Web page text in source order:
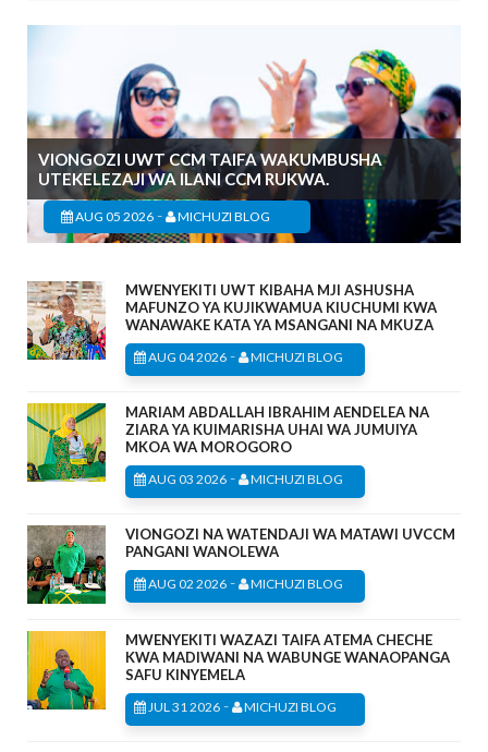
VIONGOZI UWT CCM TAIFA WAKUMBUSHA
UTEKELEZAJI WA ILANI CCM RUKWA.
AUG 05 2026 - MICHUZI BLOG
MWENYEKITI UWT KIBAHA MJI ASHUSHA
MAFUNZO YA KUJIKWAMUA KIUCHUMI KWA
WANAWAKE KATA YA MSANGANI NA MKUZA
AUG 04 2026 - MICHUZI BLOG
MARIAM ABDALLAH IBRAHIM AENDELEA NA
ZIARA YA KUIMARISHA UHAI WA JUMUIYA
MKOA WA MOROGORO
AUG 03 2026 - MICHUZI BLOG
VIONGOZI NA WATENDAJI WA MATAWI UVCCM
PANGANI WANOLEWA
AUG 02 2026 - MICHUZI BLOG
MWENYEKITI WAZAZI TAIFA ATEMA CHECHE
KWA MADIWANI NA WABUNGE WANAOPANGA
SAFU KINYEMELA
JUL 31 2026 - MICHUZI BLOG